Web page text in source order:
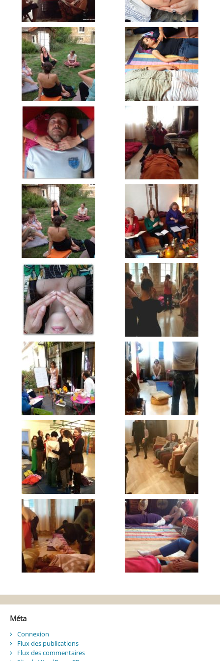
Méta
Connexion
Flux des publications
Flux des commentaires